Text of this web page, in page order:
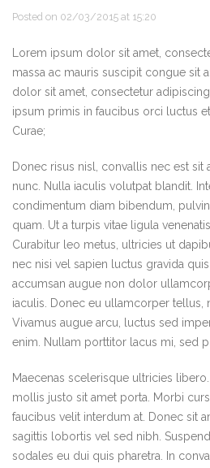
Posted on 02/03/2015 at 15:20
Lorem ipsum dolor sit amet,
massa ac mauris suscipit congue sit
dolor sit amet, consectetur
ipsum primis in faucibus orci luctus
Curae;
Donec risus nisl, convallis nec est sit
nunc. Nulla iaculis volutpat blandit.
condimentum diam bibendum,
quam. Ut a turpis vitae ligula
Curabitur leo metus, ultricies ut
nec nisi vel sapien luctus gravida
accumsan augue non dolor
iaculis. Donec eu ullamcorper tellus,
Vivamus augue arcu, luctus sed
enim. Nullam porttitor lacus mi, sed
Maecenas scelerisque ultricies
mollis justo sit amet porta. Morbi
faucibus velit interdum at. Donec sit
sagittis lobortis vel sed nibh.
sodales eu dui quis pharetra. In